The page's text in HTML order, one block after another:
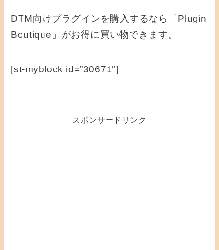
DTM向けプラグインを購入するなら「Plugin
Boutique」がお得に買い物できます。
[st-myblock id=”30671″]
スポンサードリンク